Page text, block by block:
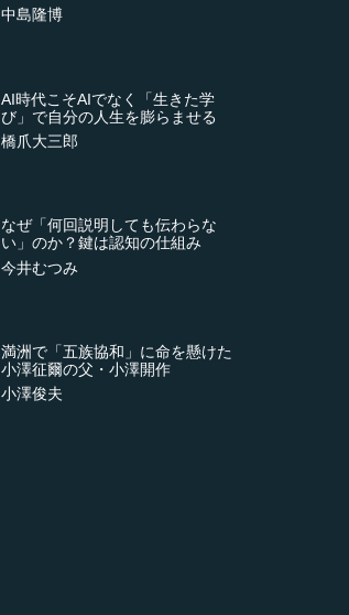
中島隆博
AI時代こそAIでなく「生きた学
び」で自分の人生を膨らませる
橋爪大三郎
なぜ「何回説明しても伝わらな
い」のか？鍵は認知の仕組み
今井むつみ
満洲で「五族協和」に命を懸けた
小澤征爾の父・小澤開作
小澤俊夫